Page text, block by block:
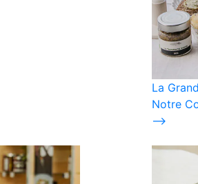
La
Notre
⟶